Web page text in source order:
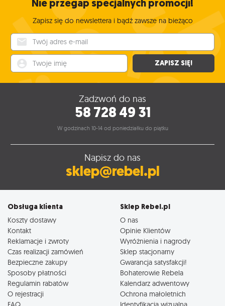
Nie przegap specjalnych promocji!
Zapisz się do newslettera i bądź zawsze na bieżąco
ZAPISZ SIĘ!
Zadzwoń do nas
58 728 49 31
W godzinach 10-14 od poniedziałku do piątku
Napisz do nas
sklep@rebel.pl
Obsługa klienta
Koszty dostawy
Kontakt
Reklamacje i zwroty
Czas realizacji zamówień
Bezpieczne zakupy
Sposoby płatności
Regulamin rabatów
O rejestracji
FAQ
Sklep Rebel.pl
O nas
Opinie Klientów
Wyróżnienia i nagrody
Sklep stacjonarny
Gwarancja satysfakcji!
Bohaterowie Rebela
Kalendarz adwentowy
Ochrona małoletnich
Identyfikacja wizualna